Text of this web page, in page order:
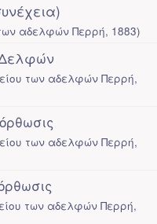
αδελφών Περρή, 1883)
των αδελφών Περρή,
των αδελφών Περρή,
των αδελφών Περρή,